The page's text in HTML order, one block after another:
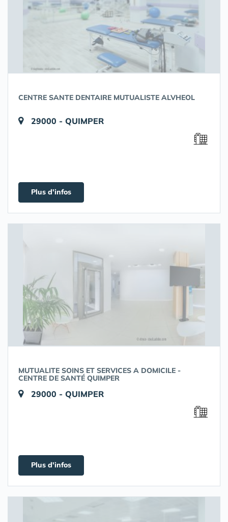
CENTRE SANTE DENTAIRE MUTUALISTE ALVHEOL
29000 - QUIMPER
Plus d'infos
MUTUALITE SOINS ET SERVICES A DOMICILE -
CENTRE DE SANTÉ QUIMPER
29000 - QUIMPER
Plus d'infos